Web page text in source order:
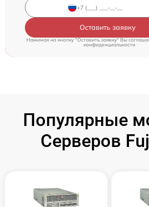
Оставить заявку
Нажимая на кнопку "Оставить заявку" Вы
конфиденциальности
Популярные
Серверов